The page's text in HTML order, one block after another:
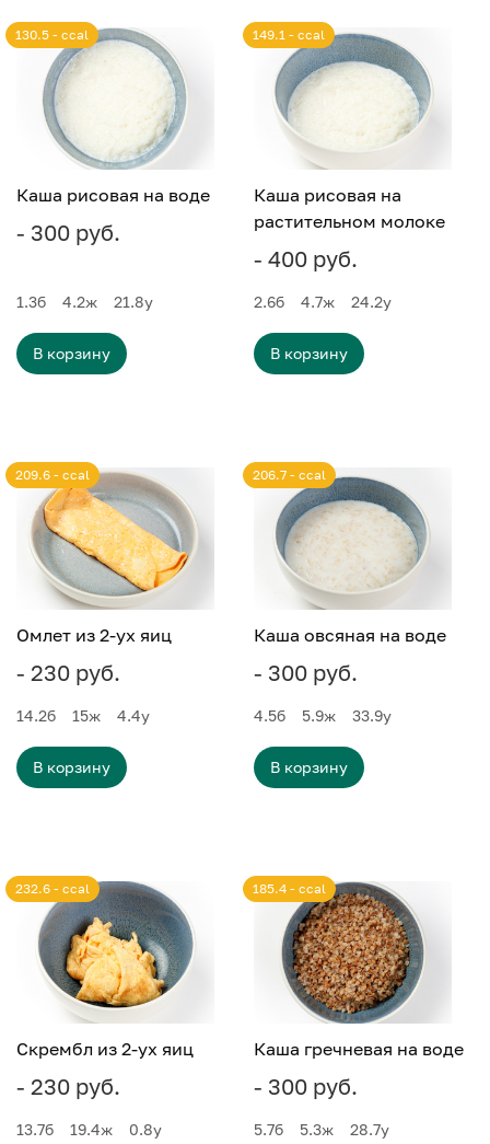
Каша рисовая на воде
- 300 руб.
130.5 - ccal
1.3б 4.2ж 21.8у
В корзину
Каша рисовая на
растительном молоке
- 400 руб.
149.1 - ccal
2.6б 4.7ж 24.2у
В корзину
Омлет из 2-ух яиц
- 230 руб.
209.6 - ccal
14.2б 15ж 4.4у
В корзину
Каша овсяная на воде
- 300 руб.
206.7 - ccal
4.5б 5.9ж 33.9у
В корзину
Скрембл из 2-ух яиц
- 230 руб.
232.6 - ccal
13.7б 19.4ж 0.8у
Каша гречневая на воде
- 300 руб.
185.4 - ccal
5.7б 5.3ж 28.7у